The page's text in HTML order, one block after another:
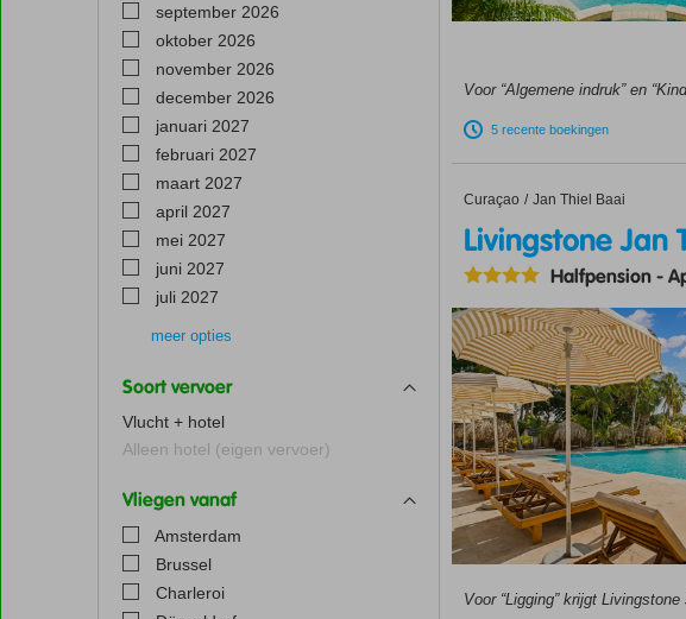
september 2026
oktober 2026
november 2026
december 2026
januari 2027
februari 2027
maart 2027
april 2027
mei 2027
juni 2027
juli 2027
september
meer opties
Soort vervoer
Vlucht + hotel
Alleen hotel (eigen vervoer)
Vliegen vanaf
Amsterdam
Brussel
Charleroi
Voor “Algemene indruk” en
5 recente boekingen
Home
Curaçao Jan Thiel Baai
Livingstone Jan Thiel Resort
Livingstone Jan
Halfpension-
Voor “Ligging” krijgt